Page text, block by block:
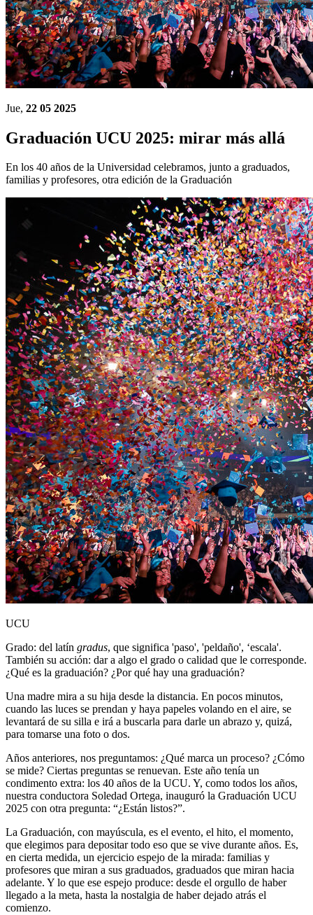
Jue, 22 05 2025
Graduación UCU 2025: mirar más allá
En los 40 años de la Universidad celebramos, junto a graduados,
familias y profesores, otra edición de la Graduación
UCU
Grado: del latín gradus, que significa 'paso', 'peldaño', ‘escala'.
También su acción: dar a algo el grado o calidad que le corresponde.
¿Qué es la graduación? ¿Por qué hay una graduación?
Una madre mira a su hija desde la distancia. En pocos minutos,
cuando las luces se prendan y haya papeles volando en el aire, se
levantará de su silla e irá a buscarla para darle un abrazo y, quizá,
para tomarse una foto o dos.
Años anteriores, nos preguntamos: ¿Qué marca un proceso? ¿Cómo
se mide? Ciertas preguntas se renuevan. Este año tenía un
condimento extra: los 40 años de la UCU. Y, como todos los años,
nuestra conductora Soledad Ortega, inauguró la Graduación UCU
2025 con otra pregunta: “¿Están listos?”.
La Graduación, con mayúscula, es el evento, el hito, el momento,
que elegimos para depositar todo eso que se vive durante años. Es,
en cierta medida, un ejercicio espejo de la mirada: familias y
profesores que miran a sus graduados, graduados que miran hacia
adelante. Y lo que ese espejo produce: desde el orgullo de haber
llegado a la meta, hasta la nostalgia de haber dejado atrás el
comienzo.